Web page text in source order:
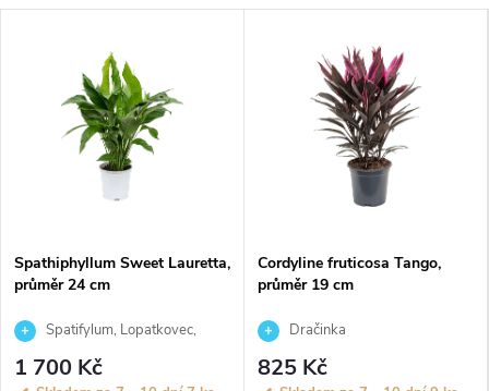
Spathiphyllum Sweet Lauretta,
průměr 24 cm
Spatifylum, Lopatkovec,
Toulcovka
1 700 Kč
Cordyline fruticosa Tango,
průměr 19 cm
Dračinka
825 Kč